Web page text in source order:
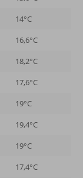
14°C
16,6°C
18,2°C
17,6°C
19°C
19,4°C
19°C
17,4°C